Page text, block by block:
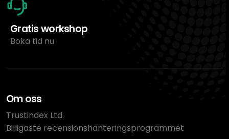
Gratis workshop
Boka tid nu
Om oss
Trustindex Ltd.
Billigaste recensionshanteringsprogrammet